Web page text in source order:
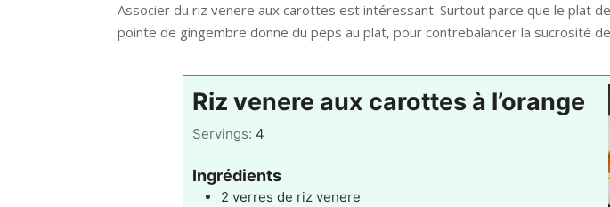
Associer du riz venere aux carottes est intéressant. Surtout parce que le plat
pointe de gingembre donne du peps au plat, pour contrebalancer la sucrosité
Riz venere aux carottes à l’orange
Servings: 4
Ingrédients
2 verres de riz venere